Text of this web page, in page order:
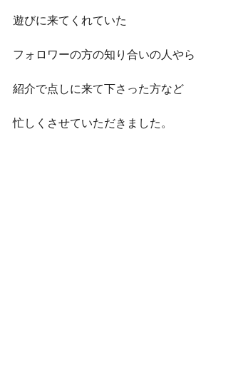
遊びに来てくれていた
フォロワーの方の知り合いの人やら
紹介で点しに来て下さった方など
忙しくさせていただきました。